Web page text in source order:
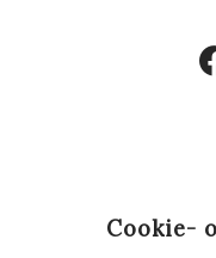
Cookie-